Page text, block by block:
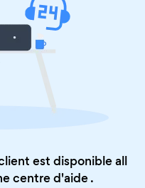
est disponible all
centre d'aide.